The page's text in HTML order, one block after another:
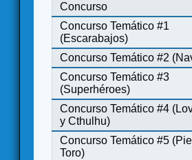
Concurso
Concurso Temático #1
(Escarabajos)
Concurso Temático #2
Concurso Temático #3
(Superhéroes)
Concurso Temático #4
y Cthulhu)
Concurso Temático #5
Toro)